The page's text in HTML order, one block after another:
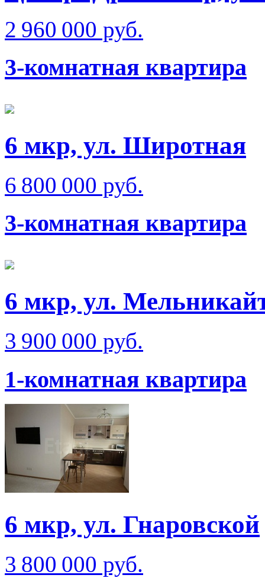
2 960 000 руб.
3-комнатная квартира
6 мкр, ул. Широтная
6 800 000 руб.
3-комнатная квартира
6 мкр, ул.
3 900 000 руб.
1-комнатная квартира
6 мкр, ул. Гнаровской
3 800 000 руб.